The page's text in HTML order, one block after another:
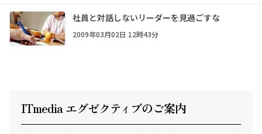
社員と対話しないリーダーを見過ごすな
2009年03月02日 12時43分
ITmedia エグゼクティ ブのご案内